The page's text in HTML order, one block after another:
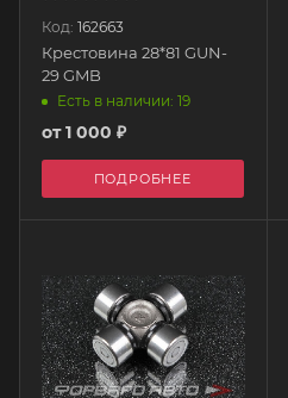
Код: 162663
Крестовина 28*81 GUN-
29 GMB
Есть в наличии: 19
от1 000 ₽
ПОДРОБНЕЕ